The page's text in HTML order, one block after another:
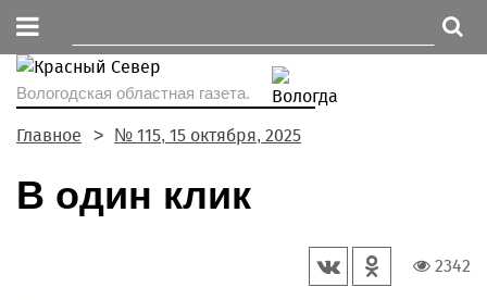
Вологодская областная газета.
Главное № 115, 15 октября, 2025
В один клик
2342